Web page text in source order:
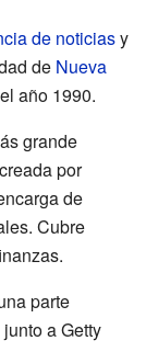
de noticiasy
de Nueva
año 1990.
grande
por
de
Cubre
parte
a Getty